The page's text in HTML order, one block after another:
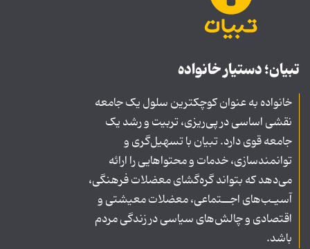
تبیان؛ دستیار خانواده
خانواده به عنوان کوچکترین سلول یک جامعه
نقشی اساسی در پی‌ریزی، تربیت و رشد یک
جامعه قوی دارد. تبیان با تسهیل‌گری و
توانمندسازی، خدمات و محتواهایی را ارائه
می‌دهد که بتواند گره‌گشای معضلات فرهنگی،
آسیـب‌های اجــتماعی، معضلات معیشتی و
اقتصادی و چالش‌های سیاسی در زندگی مردم
باشد.